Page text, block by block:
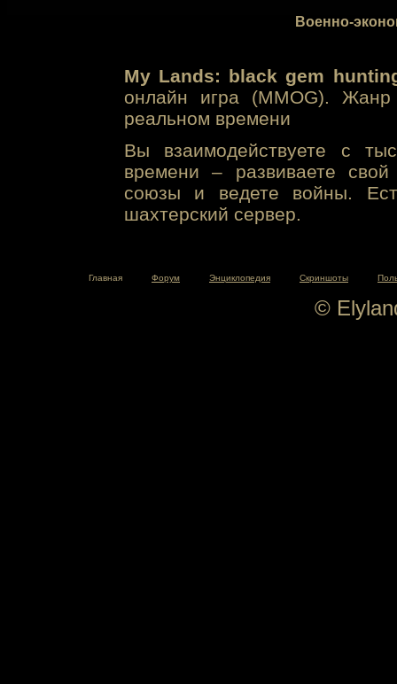
Военно-
My Lands: black gem
онлайн игра (MMOG). Жанр
реальном времени
Вы взаимодействуете с
времени – развиваете свой
союзы и ведете войны.
шахтерский сервер.
Главная Форум Энциклопедия Скриншоты
©